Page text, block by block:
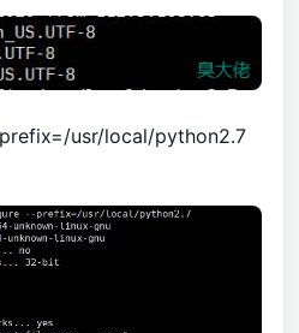
usr/local/python2.7